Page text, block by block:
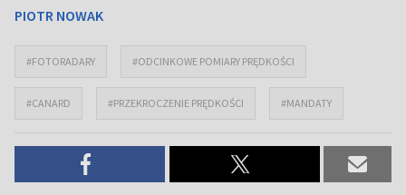
PIOTR NOWAK
#FOTORADARY #ODCINKOWE POMIARY PRĘDKOŚCI
#CANARD #PRZEKROCZENIE PRĘDKOŚCI #MANDATY